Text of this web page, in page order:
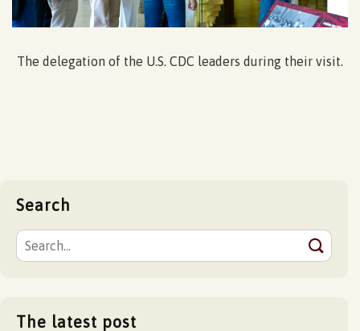
The delegation of the U.S. CDC leaders during their visit.
Search
The latest post